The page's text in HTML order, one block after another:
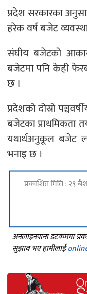
प्रदेश सरकारका
हरेक वर्ष बजेट
संघीय बजेटको आकार
बजेटमा पनि केही
छ ।
प्रदेशको दोस्रो
बजेटका प्राथमिकता
यथार्थअनुकूल बजेट
भनाइ छ ।
प्रकाशित मिति :
अनलाइनपाना डटकममा
सुझाव भए हामीलाई